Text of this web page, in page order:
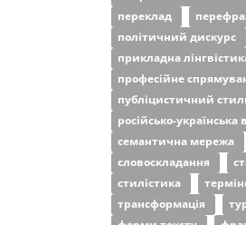
переклад
політичний дискурс
прикладна
професійне
публіцистичний
російсько-українська
семантична мережа
словоскладання
стилістика
трансформація